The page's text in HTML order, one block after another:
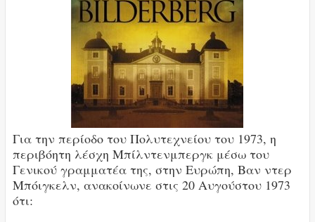
Για την περίοδο του Πολυτεχνείου του 1973, η
περιβόητη λέσχη Μπίλντενμπεργκ μέσω του
Γενικού γραμματέα της, στην Ευρώπη, Βαν ντερ
Μπόιγκελν, ανακοίνωνε στις 20 Αυγούστου 1973
ότι: